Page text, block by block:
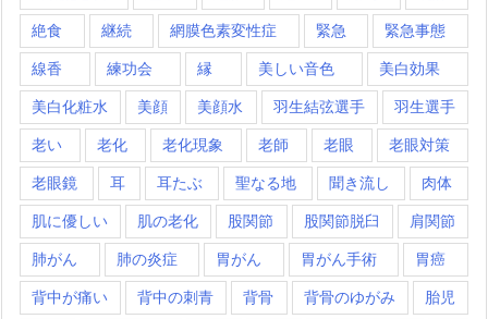
絶食 継続 網膜色素変性症 緊急 緊急事態
線香 練功会 縁 美しい音色 美白効果
美白化粧水 美顔 美顔水 羽生結弦選手 羽生選手
老い 老化 老化現象 老師 老眼 老眼対策
老眼鏡 耳 耳たぶ 聖なる地 聞き流し 肉体
肌に優しい 肌の老化 股関節 股関節脱臼 肩関節
肺がん 肺の炎症 胃がん 胃がん手術 胃癌
背中が痛い 背中の刺青 背骨 背骨のゆがみ 胎児